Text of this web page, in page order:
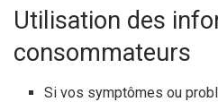
Utilisation des
consommateurs
Si vos symptômes ou